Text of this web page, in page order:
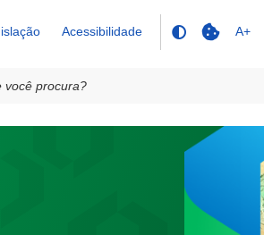
Acessibilidade A+